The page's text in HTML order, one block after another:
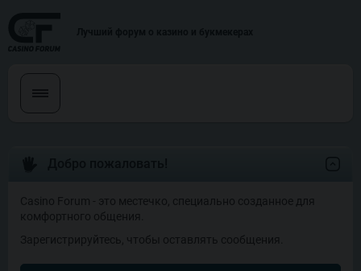
Casino Forum - это местечко, специально созданное для
комфортного общения.
Зарегистрируйтесь, чтобы оставлять сообщения.